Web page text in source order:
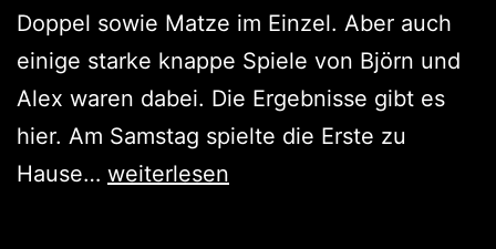
Doppel sowie Matze im Einzel. Aber auch
einige starke knappe Spiele von Björn und
Alex waren dabei. Die Ergebnisse gibt es
hier. Am Samstag spielte die Erste zu
Hause… 5
weiterlesen